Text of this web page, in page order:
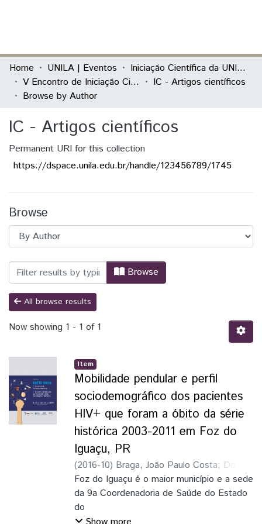
Communities & Collections
All of DSpace
Home UNILA | Eventos
Iniciação Científica da UNILA (IC)
V Encontro de Iniciação Científica e I Encontro Anual de Iniciação ao Desenvolvimento Tecnológico e Inovação
IC - Artigos científicos
Browse by Author
IC - Artigos científicos
Permanent URI for this collection
https://dspace.unila.edu.br/handle/123456789/1745
Browse
Browsing IC - Artigos científicos by
Browse
All browse results
Now showing 1 - 1 of 1
Item
Mobilidade pendular e perfil
sociodemográfico dos pacientes
HIV+ que foram a óbito da série
histórica 2003-2011 em Foz do
Iguaçu, PR
(2016-10) Braga, João Paulo Costa; Dos
Santos, Gabriele ; Hollas, Vinicius Giesel;
Kobayashi, Patrick Rodrigues; Larentis,
Beatriz
Foz do Iguaçu é o maior município e a sede
da 9a Coordenadoria de Saúde do Estado
do